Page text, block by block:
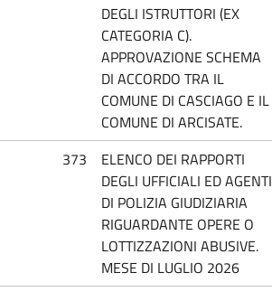
DEGLI ISTRUTTORI (EX
CATEGORIA C).
APPROVAZIONE SCHEMA
DI ACCORDO TRA IL
COMUNE DI CASCIAGO E IL
COMUNE DI ARCISATE.
373
ELENCO DEI RAPPORTI
DEGLI UFFICIALI ED AGENTI
DI POLIZIA GIUDIZIARIA
RIGUARDANTE OPERE O
LOTTIZZAZIONI ABUSIVE.
MESE DI LUGLIO 2026